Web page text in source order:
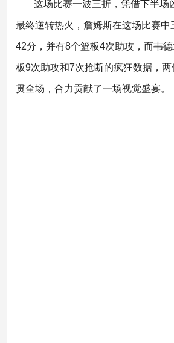
这场比赛一波三折，凭借下半场
最终逆转热火，詹姆斯在这场比赛中
42分，并有8个篮板4次助攻，而韦
板9次助攻和7次抢断的疯狂数据，
贯全场，合力贡献了一场视觉盛宴。